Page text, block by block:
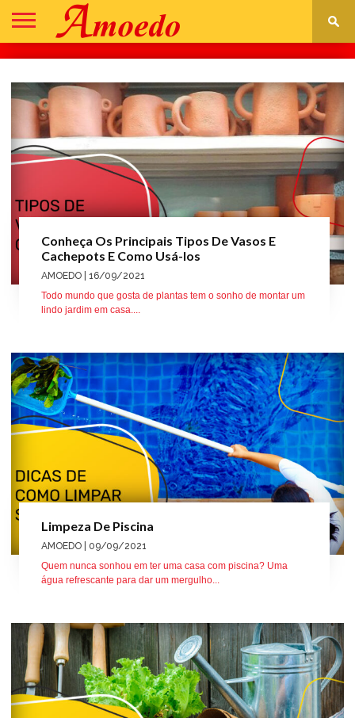
DECORAÇÃO
PARA
LOJA
TÉCNICA
Conheça Os Principais Tipos De Vasos E
Cachepots E Como Usá-los
AMOEDO | 16/09/2021
Todo mundo que gosta de plantas tem o sonho de montar um
lindo jardim em casa....
Limpeza De Piscina
AMOEDO | 09/09/2021
Quem nunca sonhou em ter uma casa com piscina? Uma
água refrescante para dar um mergulho...